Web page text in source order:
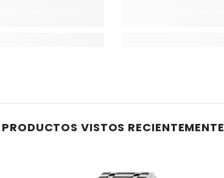
PRODUCTOS VISTOS RECIENTEMENTE